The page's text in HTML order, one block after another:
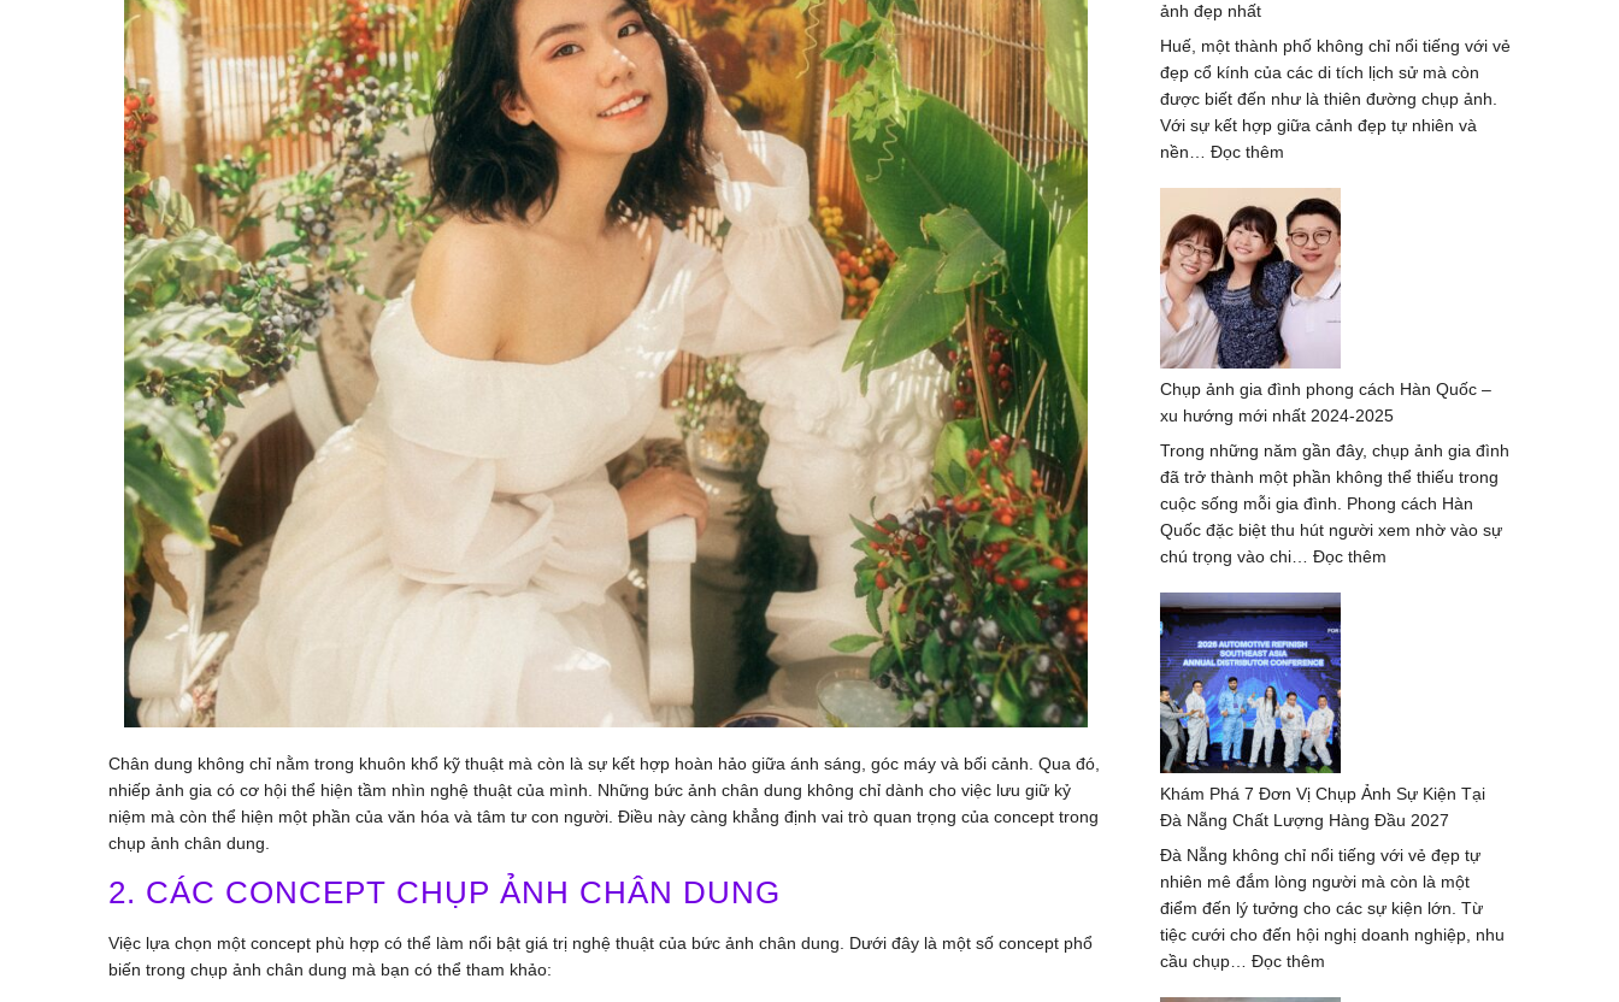
Chân dung không chỉ nằm trong khuôn khổ kỹ thuật mà còn là sự kết hợp hoàn hảo giữa ánh sáng, góc máy và bối cảnh. Qua đó,
nhiếp ảnh gia có cơ hội thể hiện tầm nhìn nghệ thuật của mình. Những bức ảnh chân dung không chỉ dành cho việc lưu giữ kỷ
niệm mà còn thể hiện một phần của văn hóa và tâm tư con người. Điều này càng khẳng định vai trò quan trọng của concept trong
chụp ảnh chân dung.
2. CÁC CONCEPT CHỤP ẢNH CHÂN DUNG
Việc lựa chọn một concept phù hợp có thể làm nổi bật giá trị nghệ thuật của bức ảnh chân dung. Dưới đây là một số concept phổ
biến trong chụp ảnh chân dung mà bạn có thể tham khảo:
Khung
Cảnh
Tuyệt
Đẹp
ảnh đẹp nhất
Huế, một thành phố không chỉ nổi tiếng với vẻ
đẹp cổ kính của các di tích lịch sử mà còn
được biết đến như là thiên đường chụp ảnh.
Với sự kết hợp giữa cảnh đẹp tự nhiên và
nền… Đọc thêm
nghiệm
thuê
thợ
chụp
ảnh
ở
Huế
–
bộ
đẹp
nhất
Chụp ảnh gia đình phong cách Hàn Quốc –
xu hướng mới nhất 2024-2025
Trong những năm gần đây, chụp ảnh gia đình
đã trở thành một phần không thể thiếu trong
cuộc sống mỗi gia đình. Phong cách Hàn
Quốc đặc biệt thu hút người xem nhờ vào sự
chú trọng vào chi… Đọc thêm
–
xu
hướng
mới
nhất
2024-
Khám Phá 7 Đơn Vị Chụp Ảnh Sự Kiện Tại
Đà Nẵng Chất Lượng Hàng Đầu 2027
Đà Nẵng không chỉ nổi tiếng với vẻ đẹp tự
nhiên mê đắm lòng người mà còn là một
điểm đến lý tưởng cho các sự kiện lớn. Từ
tiệc cưới cho đến hội nghị doanh nghiệp, nhu
cầu chụp… Đọc thêm